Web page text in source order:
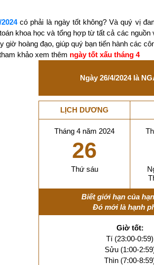
có phải là ngày tốt không? Và quý vị
khoa học và tổng hợp từ tất cả các
giờ hoàng đạo, giúp quý bạn tiến hành các
khảo xem thêm ngày tốt xấu tháng 4
Ngày 26/4/2024 là
LỊCH DƯƠNG
Tháng 4 năm 2024
26
Thứ sáu
Biết giới hạn của
Đó mới là hạnh
Giờ tốt:
Tí (23:00-0:59)
Sửu (1:00-
Thìn (7:00-